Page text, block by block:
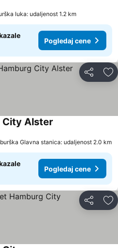
luka: udaljenost 1.2 km
Pogledaj cene
Deli
City Alster
Glavna stanica: udaljenost 2.0 km
Pogledaj cene
Deli